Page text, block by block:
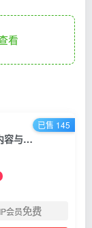
看
蝴蝶号运营从0到1，零基础14天速成，爆款内容与涨粉技巧实战
会员免费
已售 145